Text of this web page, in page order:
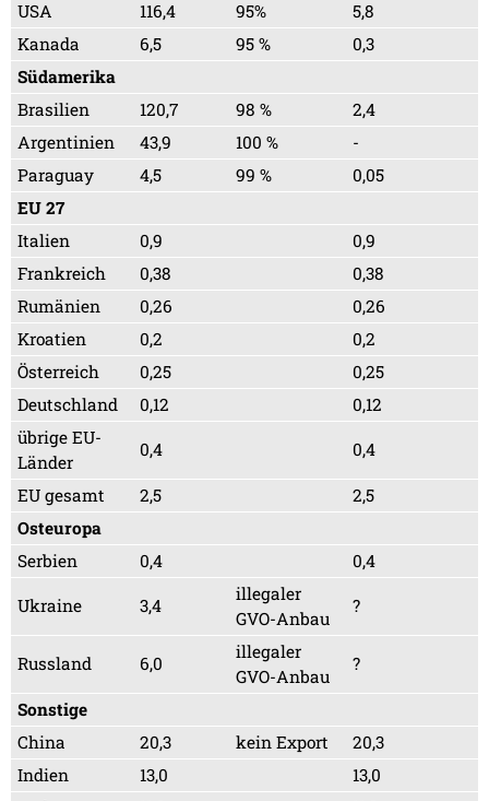
USA
116,4 95%
5,8
Kanada
6,5 95 %
0,3
Südamerika
Brasilien
120,7 98 %
2,4
Argentinien
43,9 100 %
-
Paraguay
4,5 99 %
0,05
EU 27
Italien
0,9
0,9
Frankreich
0,38
0,38
Rumänien
0,26
0,26
Kroatien
0,2
0,2
Österreich
0,25
0,25
Deutschland
0,12
0,12
übrige EU-
Länder
0,4 0,4
EU gesamt 2,5
2,5
Osteuropa
Serbien
0,4 0,4
Ukraine 3,4
illegaler
GVO-Anbau
?
Russland 6,0
illegaler
GVO-Anbau
?
Sonstige
China
20,3 kein Export
20,3
Indien
13,0
13,0